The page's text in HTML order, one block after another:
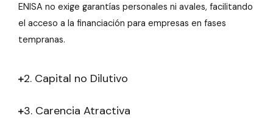
ENISA no exige garantías personales ni avales, facilitando
el acceso a la financiación para empresas en fases
tempranas.
2. Capital no Dilutivo
3. Carencia Atractiva